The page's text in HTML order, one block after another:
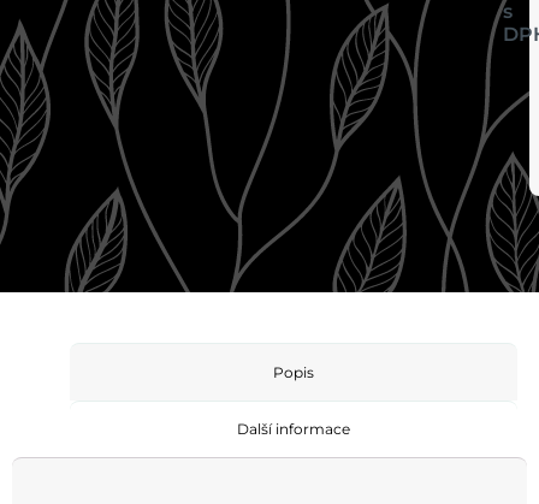
s
Popis
Další informace